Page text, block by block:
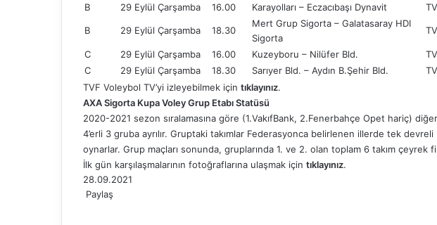
B
29 Eylül Çarşamba 16.00 Karayolları – Eczacıbaşı Dynavit
B 29 Eylül Çarşamba 18.30
Mert Grup Sigorta – Galatasaray HDI
Sigorta
C 29 Eylül Çarşamba 16.00 Kuzeyboru – Nilüfer Bld.
C
29 Eylül Çarşamba 18.30 Sarıyer Bld. – Aydın B.Şehir Bld.
TVF Voleybol TV’yi izleyebilmek için tıklayınız.
AXA Sigorta Kupa Voley Grup Etabı Statüsü
2020-2021 sezon sıralamasına göre (1.VakıfBank, 2.Fenerbahçe Opet hariç)
4’erli 3 gruba ayrılır. Gruptaki takımlar Federasyonca belirlenen illerde tek
oynarlar. Grup maçları sonunda, gruplarında 1. ve 2. olan toplam 6 takım çeyrek
İlk gün karşılaşmalarının fotoğraflarına ulaşmak için tıklayınız.
28.09.2021
Paylaş